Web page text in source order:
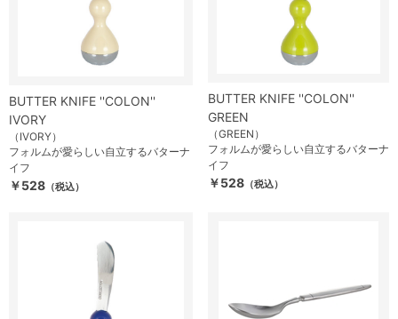
BUTTER KNIFE ''COLON''
IVORY
（IVORY）
フォルムが愛らしい自立するバターナ
イフ
￥528 （税込）
BUTTER KNIFE ''COLON''
GREEN
（GREEN）
フォルムが愛らしい自立するバターナ
イフ
￥528 （税込）